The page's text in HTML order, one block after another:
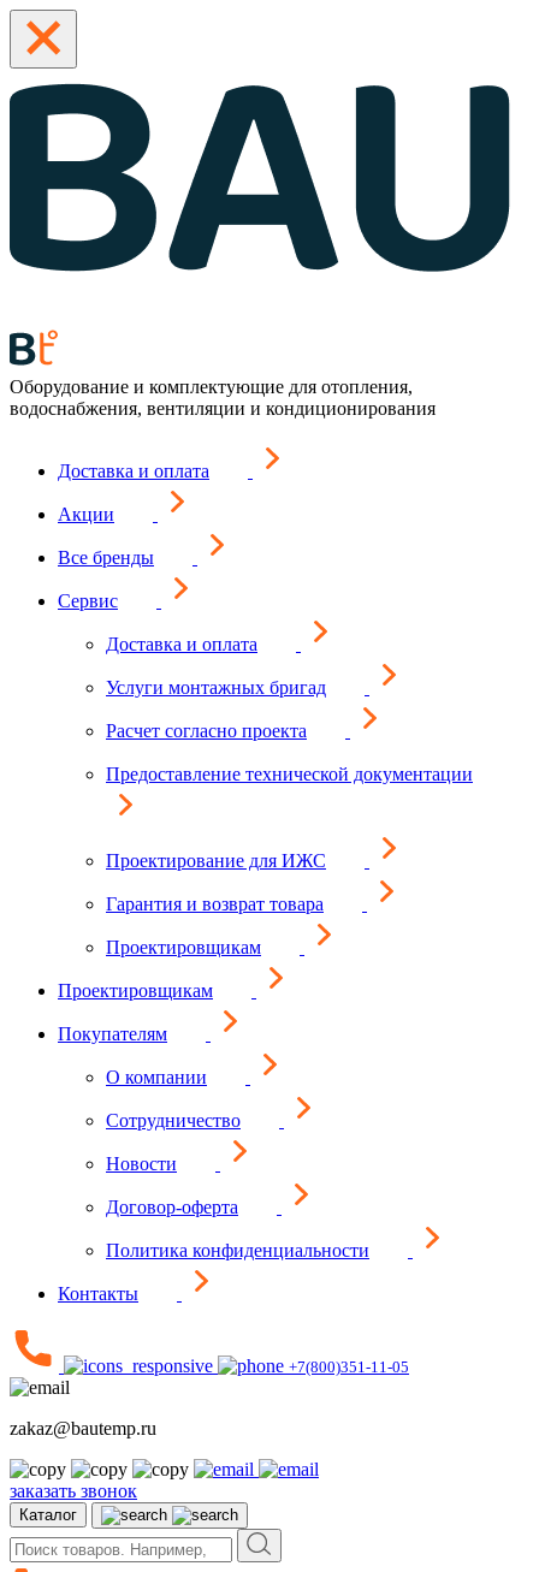
Оборудование и комплектующие для отопления,
водоснабжения, вентиляции и кондиционирования
Доставка и оплата
Акции
Все бренды
Сервис
Доставка и оплата
Услуги монтажных бригад
Расчет согласно проекта
Предоставление технической документации
Проектирование для ИЖС
Гарантия и возврат товара
Проектировщикам
Проектировщикам
Покупателям
О компании
Сотрудничество
Новости
Договор-оферта
Политика конфиденциальности
Контакты
+7(800)351-11-05
zakaz@bautemp.ru
заказать звонок
Каталог